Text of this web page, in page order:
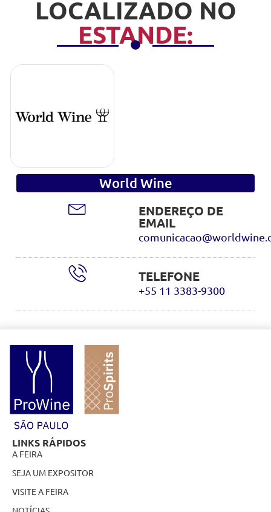
LOCALIZADO NO
ESTANDE:
World Wine
ENDEREÇO DE
EMAIL
TELEFONE
+55 11 3383-9300
LINKS RÁPIDOS
A FEIRA
SEJA UM EXPOSITOR
VISITE A FEIRA